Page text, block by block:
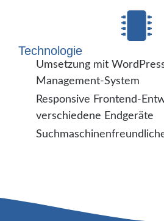
Technologie
Umsetzung mit
Management-System
Responsive Frontend-
verschiedene Endgeräte